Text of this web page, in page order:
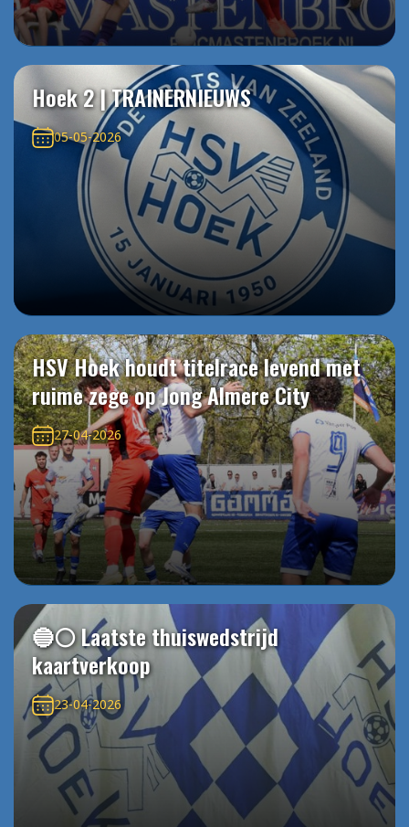
Hoek 2 | TRAINERNIEUWS
05-05-2026
HSV Hoek houdt titelrace levend met
ruime zege op Jong Almere City
27-04-2026
🔵⚪️ Laatste thuiswedstrijd
kaartverkoop
23-04-2026